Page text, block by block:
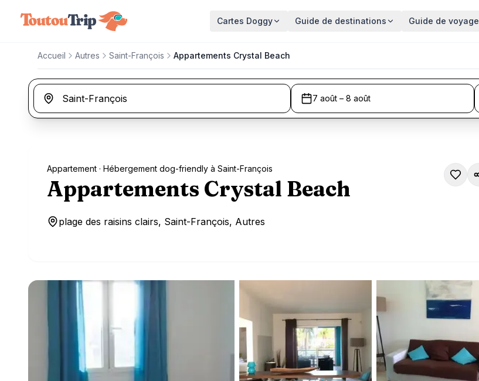
Cartes Doggy Guide de destinations Guide de voyage
Accueil Autres Saint-François Appartements Crystal Beach
7 août – 8 août
Appartement · Hébergement dog-friendly à Saint-François
Appartements Crystal Beach
plage des raisins clairs, Saint-François, Autres